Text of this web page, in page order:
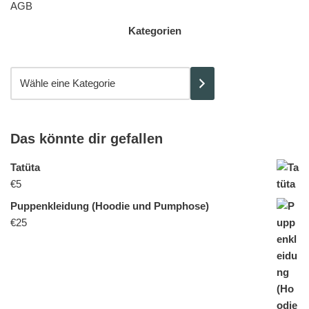
AGB
Kategorien
Das könnte dir gefallen
Tatüta
€5
Puppenkleidung (Hoodie und Pumphose)
€25